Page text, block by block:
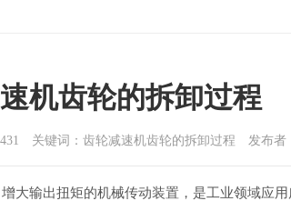
机齿轮的拆卸过程
关键词：齿轮减速机齿轮的拆卸过程 发布者
大输出扭矩的机械传动装置，是工业领域应